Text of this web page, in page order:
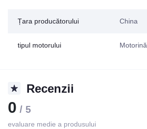
Țara producătorului China
tipul motorului Motorină
Recenzii
0 / 5
evaluare medie a produsului